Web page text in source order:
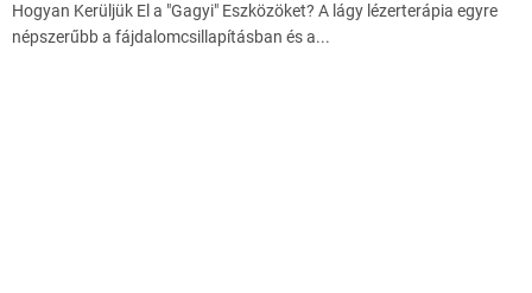
Hogyan Kerüljük El a "Gagyi" Eszközöket? A lágy lézerterápia egyre
népszerűbb a fájdalomcsillapításban és a...